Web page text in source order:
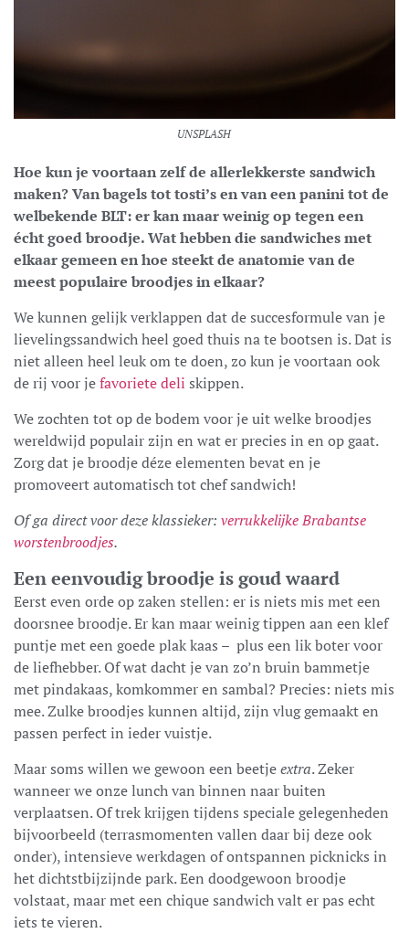
UNSPLASH
Hoe kun je voortaan zelf de allerlekkerste sandwich
maken?Van bagels tot tosti’s en van een panini tot de
welbekende BLT: er kan maar weinig op tegen een
écht goed broodje. Wat hebben die sandwiches met
elkaar gemeen en hoe steekt de anatomie van de
meest populaire broodjes in elkaar?
We kunnen gelijk verklappen dat de succesformule van je
lievelingssandwich heel goed thuis na te bootsen is. Dat is
niet alleen heel leuk om te doen, zo kun je voortaan ook
de rij voor jefavoriete deli skippen.
We zochten tot op de bodem voor je uit welke broodjes
wereldwijd populair zijn en wat er precies in en op gaat.
Zorg dat je broodje déze elementen bevat en je
promoveert automatisch tot chef sandwich!
Of ga direct voor deze klassieker: verrukkelijke Brabantse
worstenbroodjes.
Een eenvoudig broodje is goud waard
Eerst even orde op zaken stellen: er is niets mis met een
doorsnee broodje. Er kan maar weinig tippen aan een klef
puntje met een goede plak kaas – plus een lik boter voor
de liefhebber. Of wat dacht je van zo’n bruin bammetje
met pindakaas, komkommer en sambal? Precies: niets mis
mee. Zulke broodjes kunnen altijd, zijn vlug gemaakt en
passen perfect in ieder vuistje.
Maar soms willen we gewoon een beetjeextra. Zeker
wanneer we onze lunch van binnen naar buiten
verplaatsen. Of trek krijgen tijdens speciale gelegenheden
bijvoorbeeld (terrasmomenten vallen daar bij deze ook
onder), intensieve werkdagen of ontspannen picknicks in
het dichtstbijzijnde park. Een doodgewoon broodje
volstaat, maar met een chique sandwich valt er pas echt
iets te vieren.